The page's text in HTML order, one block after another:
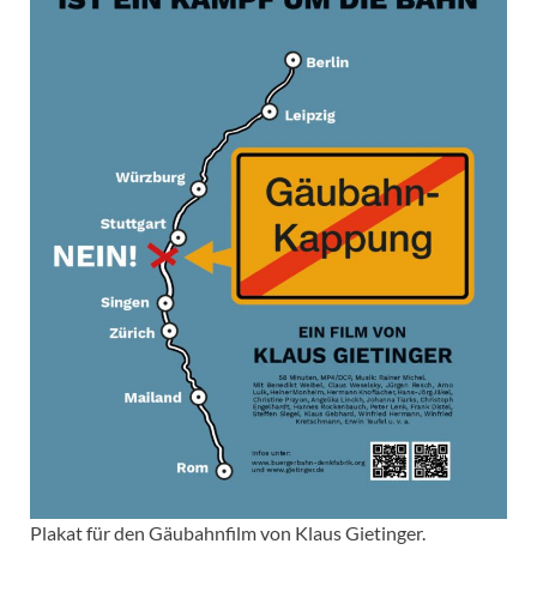
Plakat für den Gäubahnfilm von Klaus Gietinger.